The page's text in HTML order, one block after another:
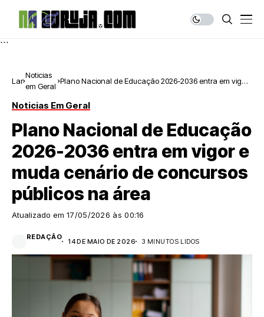
```
Lar
Noticias
em Geral
Plano Nacional de Educação 2026-2036 entra em vigor
Noticias Em Geral
Plano Nacional de Educação
2026-2036 entra em vigor e
muda cenário de concursos
públicos na área
Atualizado em 17/05/2026 às 00:16
REDAÇÃO
14 DE MAIO DE 2026 3 MINUTOS LIDOS